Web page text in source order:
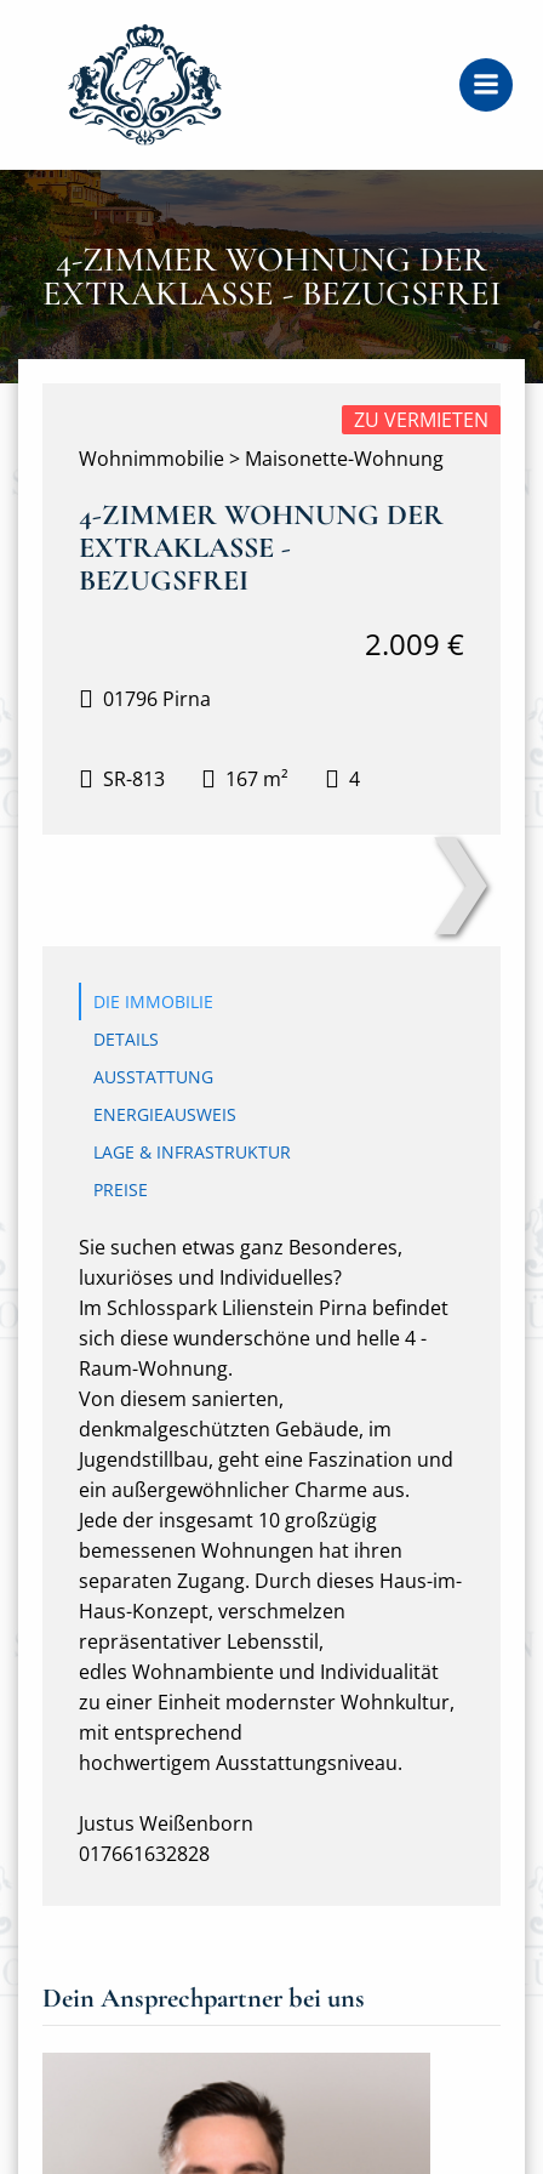
4-ZIMMER WOHNUNG DER
EXTRAKLASSE - BEZUGSFREI
Wohnimmobilie > Maisonette-Wohnung
ZU VERMIETEN
4-ZIMMER WOHNUNG DER
EXTRAKLASSE -
BEZUGSFREI
01796 Pirna
2.009 €
SR-813 167 m² 4
❯
DIE IMMOBILIE
DETAILS
AUSSTATTUNG
ENERGIEAUSWEIS
LAGE & INFRASTRUKTUR
PREISE
Sie suchen etwas ganz Besonderes,
luxuriöses und Individuelles?
Im Schlosspark Lilienstein Pirna befindet
sich diese wunderschöne und helle 4 -
Raum-Wohnung.
Von diesem sanierten,
denkmalgeschützten Gebäude, im
Jugendstillbau, geht eine Faszination und
ein außergewöhnlicher Charme aus.
Jede der insgesamt 10 großzügig
bemessenen Wohnungen hat ihren
separaten Zugang. Durch dieses Haus-im-
Haus-Konzept, verschmelzen
repräsentativer Lebensstil,
edles Wohnambiente und Individualität
zu einer Einheit modernster Wohnkultur,
mit entsprechend
hochwertigem Ausstattungsniveau.
Justus Weißenborn
017661632828
Dein Ansprechpartner bei uns